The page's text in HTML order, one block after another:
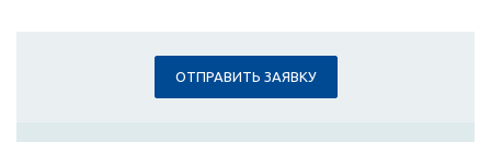
ОТПРАВИТЬ ЗАЯВКУ